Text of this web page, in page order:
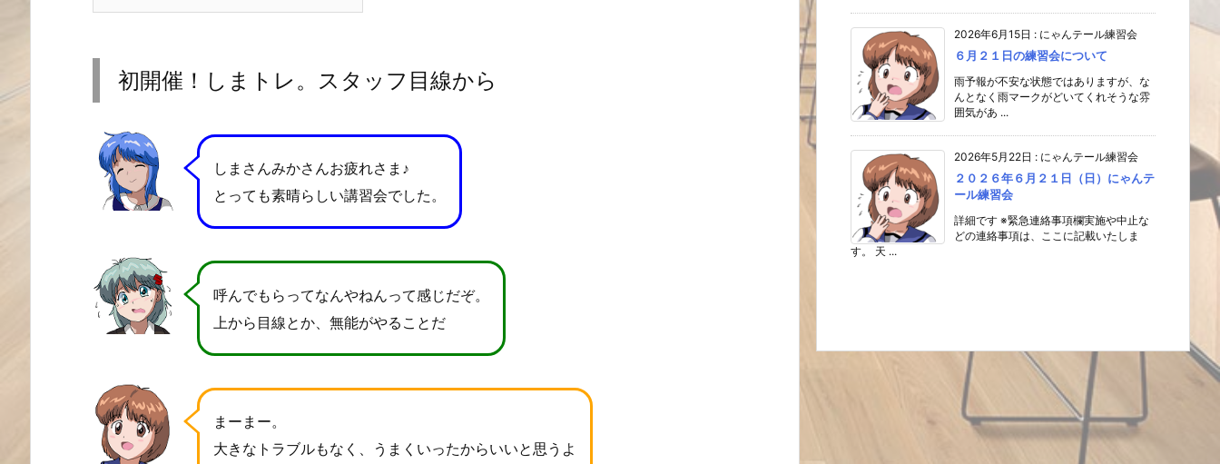
初開催！しまトレ。スタッフ目線から
しまさんみかさんお疲れさま♪
とっても素晴らしい講習会でした。
呼んでもらってなんやねんって感じだぞ。
上から目線とか、無能がやることだ
まーまー。
大きなトラブルもなく、うまくいったからいいと思うよ
2026年6月15日 : にゃんテール練習会
６月２１日の練習会について
雨予報が不安な状態ではありますが、な
んとなく雨マークがどいてくれそうな雰
囲気があ ...
2026年5月22日 : にゃんテール練習会
２０２６年６月２１日（日）にゃんテ
ール練習会
詳細です ※緊急連絡事項欄実施や中止な
どの連絡事項は、ここに記載いたしま
す。 天 ...